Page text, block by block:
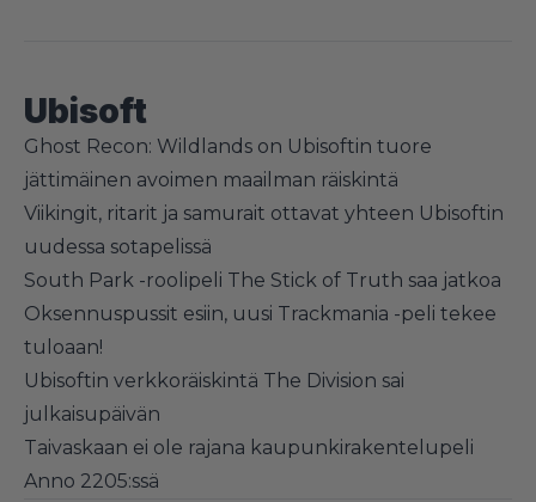
Ubisoft
Ghost Recon: Wildlands on Ubisoftin tuore
jättimäinen avoimen maailman räiskintä
Viikingit, ritarit ja samurait ottavat yhteen Ubisoftin
uudessa sotapelissä
South Park -roolipeli The Stick of Truth saa jatkoa
Oksennuspussit esiin, uusi Trackmania -peli tekee
tuloaan!
Ubisoftin verkkoräiskintä The Division sai
julkaisupäivän
Taivaskaan ei ole rajana kaupunkirakentelupeli
Anno 2205:ssä